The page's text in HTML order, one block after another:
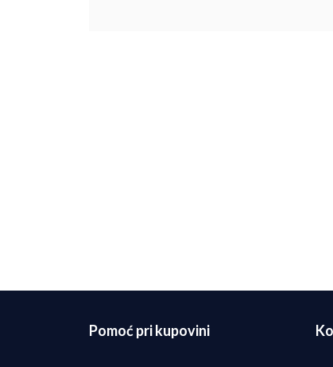
Pomoć pri kupovini